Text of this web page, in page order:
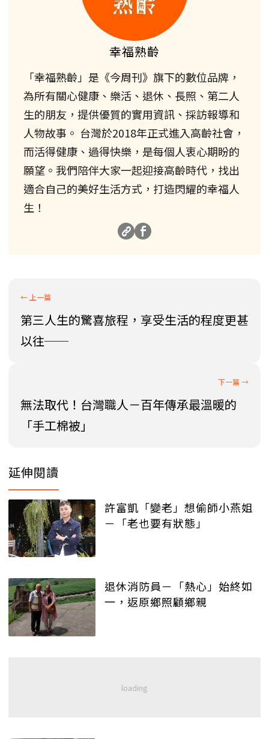
幸福熟齡
「幸福熟齡」是《今周刊》旗下的數位品牌，
為所有關心健康、樂活、退休、長照、第二人
生的朋友，提供優質的實用資訊、採訪報導和
人物故事。 台灣於2018年正式進入高齡社會，
而活得健康、過得快樂，是每個人衷心期盼的
願望。我們陪伴大家一起迎接高齡時代，找出
適合自己的美好生活方式，打造閃耀的幸福人
生！
第三人生的驚喜旅程，享受生活的程度更甚
以往──
無法取代！台灣職人－百年傳承最溫暖的
「手工棉被」
延伸閱讀
許富凱「變老」想偷師小燕姐
－「老也要有狀態」
退休消防員－「熱心」始終如
一，返原鄉照顧鄉親